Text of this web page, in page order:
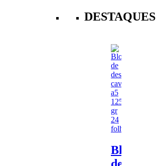
DESTAQUES
Bloco
de